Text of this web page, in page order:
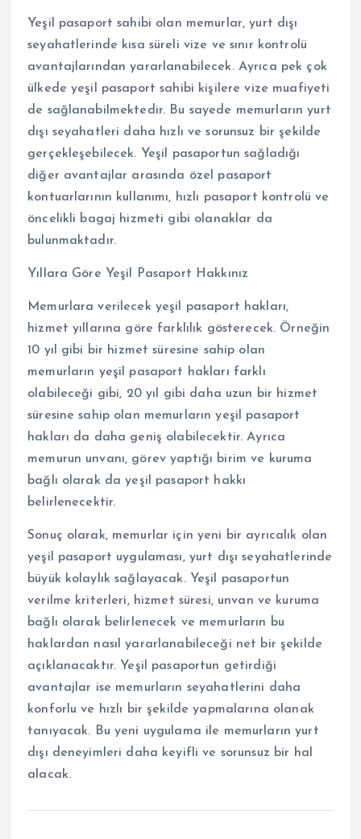
Yeşil pasaport sahibi olan memurlar, yurt dışı
seyahatlerinde kısa süreli vize ve sınır kontrolü
avantajlarından yararlanabilecek. Ayrıca pek çok
ülkede yeşil pasaport sahibi kişilere vize muafiyeti
de sağlanabilmektedir. Bu sayede memurların yurt
dışı seyahatleri daha hızlı ve sorunsuz bir şekilde
gerçekleşebilecek. Yeşil pasaportun sağladığı
diğer avantajlar arasında özel pasaport
kontuarlarının kullanımı, hızlı pasaport kontrolü ve
öncelikli bagaj hizmeti gibi olanaklar da
bulunmaktadır.
Yıllara Göre Yeşil Pasaport Hakkınız
Memurlara verilecek yeşil pasaport hakları,
hizmet yıllarına göre farklılık gösterecek. Örneğin
10 yıl gibi bir hizmet süresine sahip olan
memurların yeşil pasaport hakları farklı
olabileceği gibi, 20 yıl gibi daha uzun bir hizmet
süresine sahip olan memurların yeşil pasaport
hakları da daha geniş olabilecektir. Ayrıca
memurun unvanı, görev yaptığı birim ve kuruma
bağlı olarak da yeşil pasaport hakkı
belirlenecektir.
Sonuç olarak, memurlar için yeni bir ayrıcalık olan
yeşil pasaport uygulaması, yurt dışı seyahatlerinde
büyük kolaylık sağlayacak. Yeşil pasaportun
verilme kriterleri, hizmet süresi, unvan ve kuruma
bağlı olarak belirlenecek ve memurların bu
haklardan nasıl yararlanabileceği net bir şekilde
açıklanacaktır. Yeşil pasaportun getirdiği
avantajlar ise memurların seyahatlerini daha
konforlu ve hızlı bir şekilde yapmalarına olanak
tanıyacak. Bu yeni uygulama ile memurların yurt
dışı deneyimleri daha keyifli ve sorunsuz bir hal
alacak.